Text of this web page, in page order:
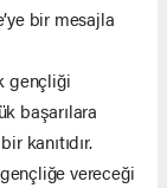
bir mesajla
gençliği
başarılara
kanıtıdır.
vereceği